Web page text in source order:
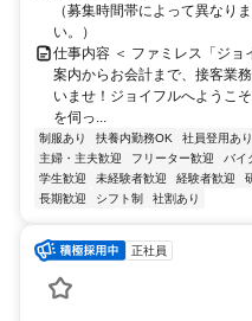
（募集時間帯によって異なり
い。）
仕事内容 ＜ ファミレス「ジョ
案内からお会計まで、接客業
いませ！ジョイフルへようこ
を伺っ...
制服あり 扶養内勤務OK 社員登用あり
主婦・主夫歓迎
フリーター歓迎 バイ
学生歓迎
未経験者歓迎 経験者歓迎
長期歓迎
シフト制 社割あり
正社員